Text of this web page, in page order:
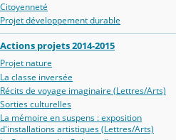
Citoyenneté
Projet développement durable
Actions projets 2014-2015
Projet nature
La classe inversée
Récits de voyage imaginaire (Lettres/Arts)
Sorties culturelles
La mémoire en suspens : exposition
d'installations artistiques (Lettres/Arts)